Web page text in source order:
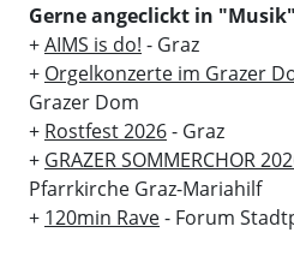
Gerne angeclickt in
+AIMS is do! - Graz
+ Orgelkonzerte im Grazer
Grazer Dom
+ Rostfest 2026- Graz
+ GRAZER SOMMERCHOR
Pfarrkirche Graz-Mariahilf
+ 120min Rave- Forum